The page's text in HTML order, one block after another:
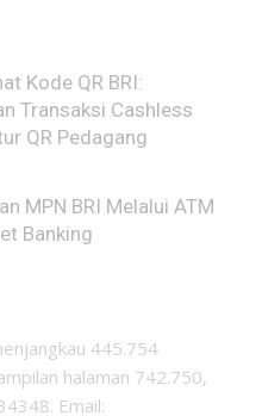
Kode QR BRI:
Transaksi Cashless
QR Pedagang
MPN BRI Melalui ATM
Banking
445.754
halaman 742.750,
Email: